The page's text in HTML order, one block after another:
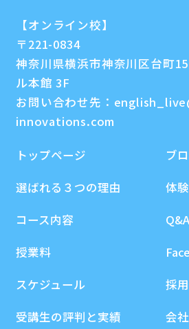
【オンライン校】
〒221-0834
神奈川県横浜市神奈川区台町
ル本館 3F
お問い合わせ先：
innovations.com
トップページ
選ばれる３つの理由
コース内容
授業料
スケジュール
受講生の評判と実績
ブ
体
Q&A
採
会